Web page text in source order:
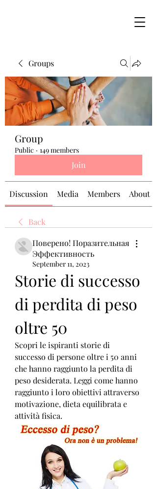
Groups
Group
Public · 149 members
Join
Discussion Media Members About
Back
Поверено! Поразительная
Эффективность
September 11, 2023
Storie di successo
di perdita di peso
oltre 50
Scopri le ispiranti storie di
successo di persone oltre i 50 anni
che hanno raggiunto la perdita di
peso desiderata. Leggi come hanno
raggiunto i loro obiettivi attraverso
motivazione, dieta equilibrata e
attività fisica.